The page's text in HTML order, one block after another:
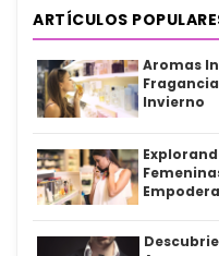
ARTÍCULOS
Aromas
Invierno